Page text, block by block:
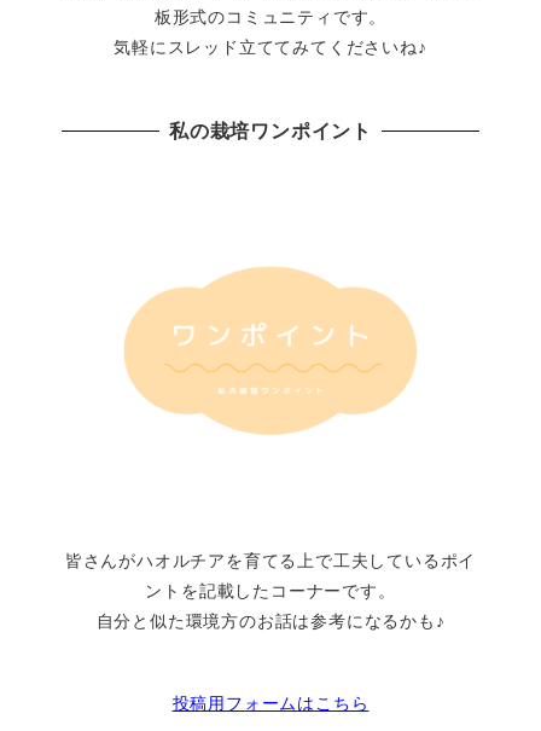
板形式のコミュニティです。
気軽にスレッド立ててみてくださいね♪
私の栽培ワンポイント
皆さんがハオルチアを育てる上で工夫しているポイ
ントを記載したコーナーです。
自分と似た環境方のお話は参考になるかも♪
投稿用フォームはこちら